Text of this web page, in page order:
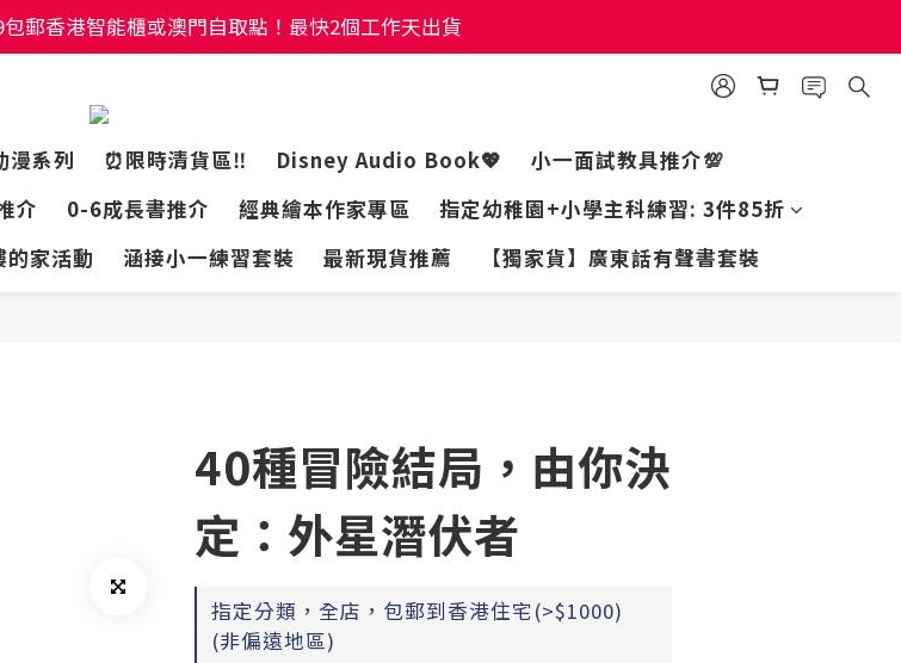
郵香港智能櫃或澳門自取點！最快2個工作天出貨
郵香港智能櫃或澳門自取點！最快2個工作天出貨
郵香港智能櫃或澳門自取點！最快2個工作天出貨
漫系列 ⏰限時清貨區‼️ Disney Audio Book💖
小一面試教具推介💯
介 0-6成長書推介 經典繪本作家專區
指定幼稚園+小學主科練習: 3件85折
的家活動 涵接小一練習套裝 最新現貨推薦 【獨家貨】廣東話有聲書套裝
40種冒險結局，由你決
定：外星潛伏者
指定分類，全店，包郵到香港住宅(>$1000)
(非偏遠地區)